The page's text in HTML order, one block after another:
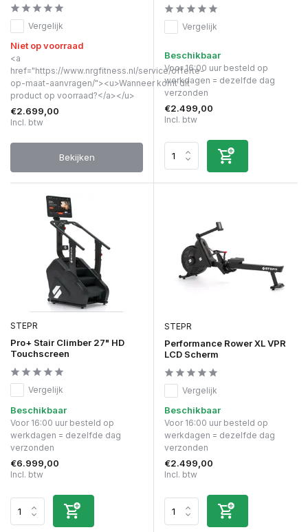
Vergelijk
Niet op voorraad
<a
href="https://www.nrgfitness.nl/service/offerte-
op-maat-aanvragen/"><u>Wanneer komt dit
product op voorraad?</a></u>
€2.699,00
Incl. btw
Bekijken
Vergelijk
Beschikbaar
Voor 16:00 uur besteld op
werkdagen = dezelfde dag
verzonden
€2.499,00
Incl. btw
STEPR
Pro+ Stair Climber 27" HD
Touchscreen
Vergelijk
Beschikbaar
Voor 16:00 uur besteld op
werkdagen = dezelfde dag
verzonden
€6.999,00
Incl. btw
STEPR
Performance Rower XL VPR
LCD Scherm
Vergelijk
Beschikbaar
Voor 16:00 uur besteld op
werkdagen = dezelfde dag
verzonden
€2.499,00
Incl. btw